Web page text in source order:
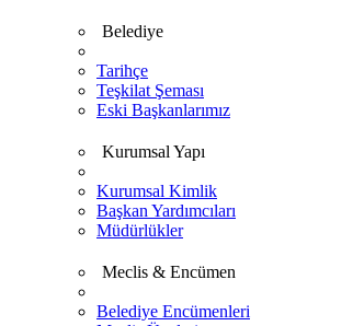
Belediye
Tarihçe
Teşkilat Şeması
Eski Başkanlarımız
Kurumsal Yapı
Kurumsal Kimlik
Başkan Yardımcıları
Müdürlükler
Meclis & Encümen
Belediye Encümenleri